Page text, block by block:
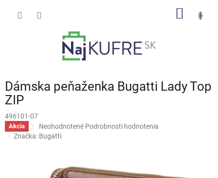
Dámska peňaženka Bugatti Lady Top
ZIP
496101-07
Akcia
Priemerné
hodnotenie
Neohodnotené Podrobnosti hodnotenia
Značka: Bugatti